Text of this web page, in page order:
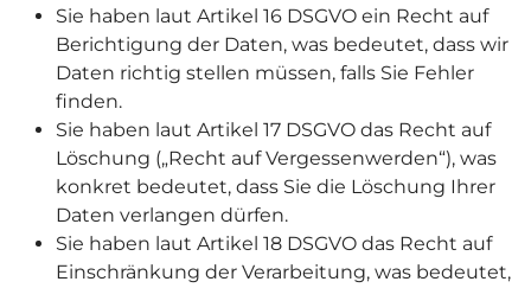
Sie haben laut Artikel 16 DSGVO ein Recht auf
Berichtigung der Daten, was bedeutet, dass wir
Daten richtig stellen müssen, falls Sie Fehler
finden.
Sie haben laut Artikel 17 DSGVO das Recht auf
Löschung („Recht auf Vergessenwerden“), was
konkret bedeutet, dass Sie die Löschung Ihrer
Daten verlangen dürfen.
Sie haben laut Artikel 18 DSGVO das Recht auf
Einschränkung der Verarbeitung, was bedeutet,